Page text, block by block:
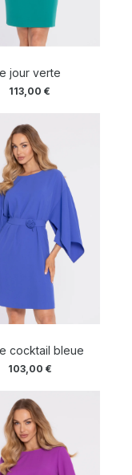
jour verte
113,00€
cocktail bleue
103,00 €